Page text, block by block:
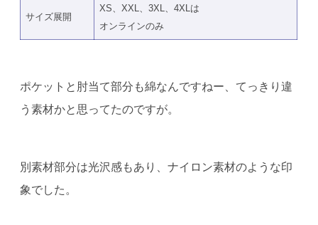
サイズ展開
XS、XXL、3XL、4XLは
オンラインのみ
ポケットと肘当て部分も綿なんですねー、てっきり違
う素材かと思ってたのですが。
別素材部分は光沢感もあり、ナイロン素材のような印
象でした。